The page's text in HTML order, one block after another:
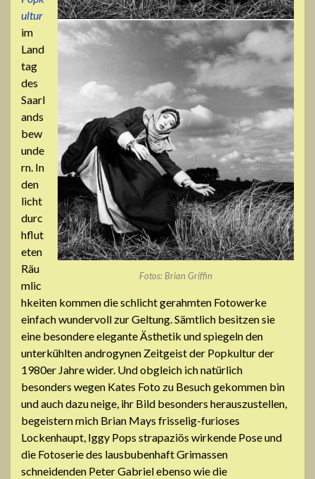
Fotos: Brian Griffin
ultur
im
Land
tag
des
Saarl
ands
bew
unde
rn. In
den
licht
durc
hflut
eten
Räu
mlic
hkeiten kommen die schlicht gerahmten Fotowerke
einfach wundervoll zur Geltung. Sämtlich besitzen sie
eine besondere elegante Ästhetik und spiegeln den
unterkühlten androgynen Zeitgeist der Popkultur der
1980er Jahre wider. Und obgleich ich natürlich
besonders wegen Kates Foto zu Besuch gekommen bin
und auch dazu neige, ihr Bild besonders herauszustellen,
begeistern mich Brian Mays frisselig-furioses
Lockenhaupt, Iggy Pops strapaziös wirkende Pose und
die Fotoserie des lausbubenhaft Grimassen
schneidenden Peter Gabriel ebenso wie die